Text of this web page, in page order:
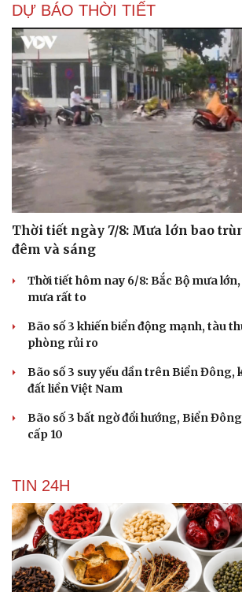
Cải chính
DỰ BÁO THỜI TIẾT
Thời tiết ngày 7/8: Mưa lớn bao
đêm và sáng
Thời tiết hôm nay 6/8: Bắc Bộ mưa
mưa rất to
Bão số 3 khiến biển động mạnh, tàu
phòng rủi ro
Bão số 3 suy yếu dần trên Biển Đông,
đất liền Việt Nam
Bão số 3 bất ngờ đổi hướng, Biển
cấp 10
TIN 24H